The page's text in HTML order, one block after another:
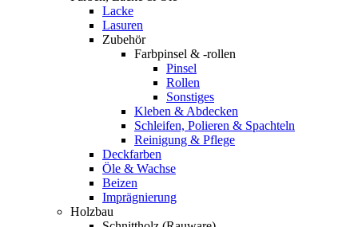
Lacke
Lasuren
Zubehör
Farbpinsel & -rollen
Pinsel
Rollen
Sonstiges
Kleben & Abdecken
Schleifen, Polieren & Spachteln
Reinigung & Pflege
Deckfarben
Öle & Wachse
Beizen
Imprägnierung
Holzbau